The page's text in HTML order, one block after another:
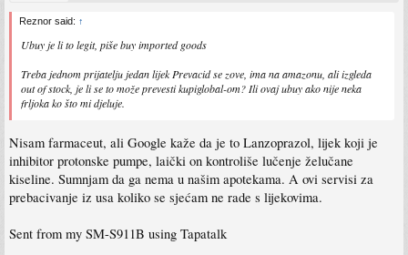
Reznor said: ↑
Ubuy je li to legit, piše buy imported goods
Treba jednom prijatelju jedan lijek Prevacid se zove, ima na amazonu, ali izgleda
out of stock, je li se to može prevesti kupiglobal-om? Ili ovaj ubuy ako nije neka
frljoka ko što mi djeluje.
Nisam farmaceut, ali Google kaže da je to Lanzoprazol, lijek koji je
inhibitor protonske pumpe, laički on kontroliše lučenje želučane
kiseline. Sumnjam da ga nema u našim apotekama. A ovi servisi za
prebacivanje iz usa koliko se sjećam ne rade s lijekovima.
Sent from my SM-S911B using Tapatalk